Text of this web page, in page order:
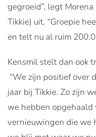
gegroeid”, legt
Tikkie) uit. “Groepie
en telt nu al ruim
Kensmil stelt dan ook
“We zijn positief over
jaar bij Tikkie. Zo zijn
we hebben opgehaald
vernieuwingen die we